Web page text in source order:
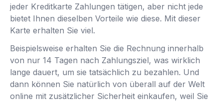
jeder Kreditkarte Zahlungen tätigen, aber nicht jede
bietet Ihnen dieselben Vorteile wie diese. Mit dieser
Karte erhalten Sie viel.
Beispielsweise erhalten Sie die Rechnung innerhalb
von nur 14 Tagen nach Zahlungsziel, was wirklich
lange dauert, um sie tatsächlich zu bezahlen. Und
dann können Sie natürlich von überall auf der Welt
online mit zusätzlicher Sicherheit einkaufen, weil Sie